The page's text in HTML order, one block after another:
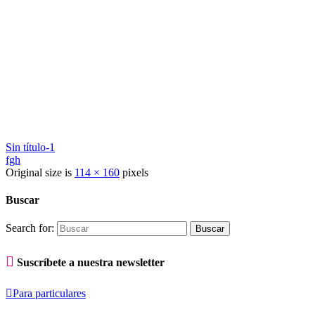
Sin título-1
fgh
Original size is 114 × 160 pixels
Buscar
Search for:
 Suscríbete a nuestra newsletter
Para particulares